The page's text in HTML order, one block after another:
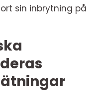
sin inbrytning på